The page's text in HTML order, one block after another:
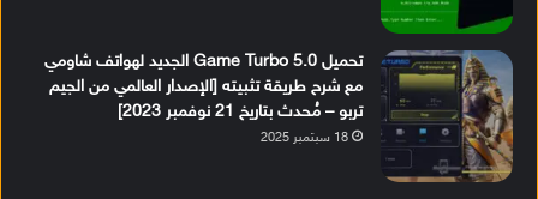
تحميل Game Turbo 5.0 الجديد لهواتف شاومي
مع شرح طريقة تثبيته [الإصدار العالمي من الجيم
تربو – مُحدث بتاريخ 21 نوفمبر 2023]
18 سبتمبر 2025